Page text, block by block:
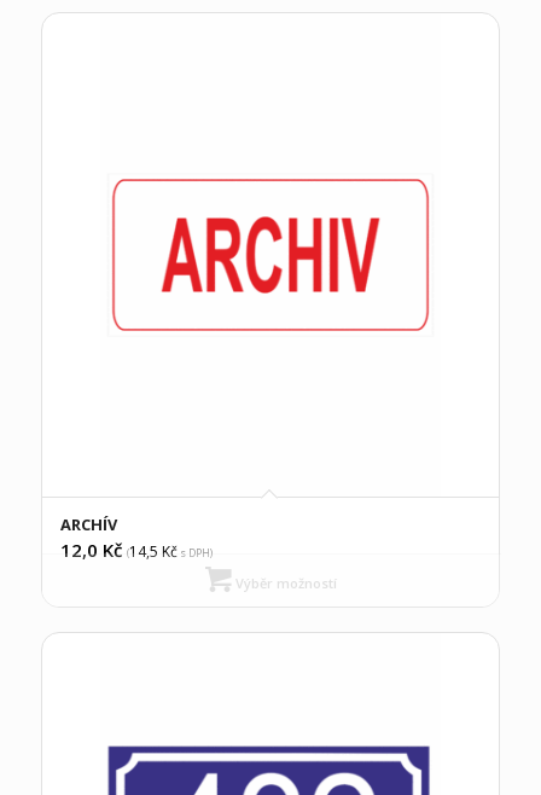
ARCHÍV
12,0 Kč (14,5 Kčs DPH)
Výběr možností